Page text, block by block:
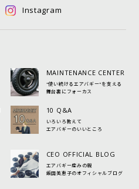
Instagram
MAINTENANCE CENTER
"使い続けるエアバギー"を支える
舞台裏にフォーカス
10 Q&A
いろいろ教えて
エアバギーのいいところ
CEO OFFICIAL BLOG
エアバギー産みの親
飯田美恵子のオフィシャルブログ